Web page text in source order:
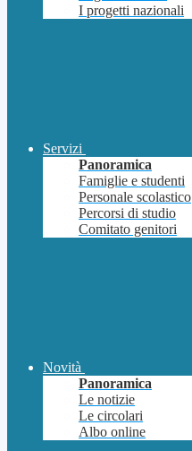
I progetti nazionali
Servizi
Panoramica
Famiglie e studenti
Personale scolastico
Percorsi di studio
Comitato genitori
Novità
Panoramica
Le notizie
Le circolari
Albo online